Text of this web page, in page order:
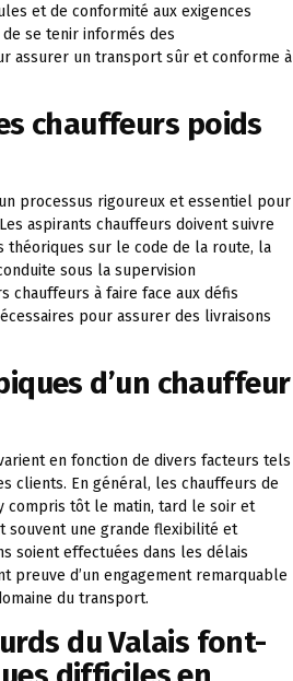
et de conformité aux exigences
se tenir informés des
assurer un transport sûr et conforme à
chauffeurs poids
processus rigoureux et essentiel pour
aspirants chauffeurs doivent suivre
théoriques sur le code de la route, la
sous la supervision
chauffeurs à faire face aux défis
pour assurer des livraisons
d’un chauffeur
en fonction de divers facteurs tels
clients. En général, les chauffeurs de
compris tôt le matin, tard le soir et
souvent une grande flexibilité et
soient effectuées dans les délais
preuve d’un engagement remarquable
du transport.
du Valais font-